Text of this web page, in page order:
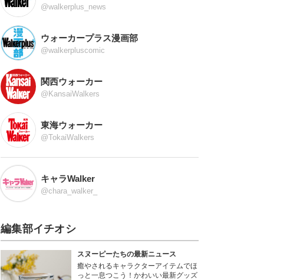
@walkerplus_news
ウォーカープラス漫画部
@walkerpluscomic
関西ウォーカー
@KansaiWalkers
東海ウォーカー
@TokaiWalkers
キャラWalker
@chara_walker_
編集部イチオシ
スヌーピーたちの最新ニュース
癒やされるキャラクターアイテムでほ
っと一息つこう！かわいい最新グッズ